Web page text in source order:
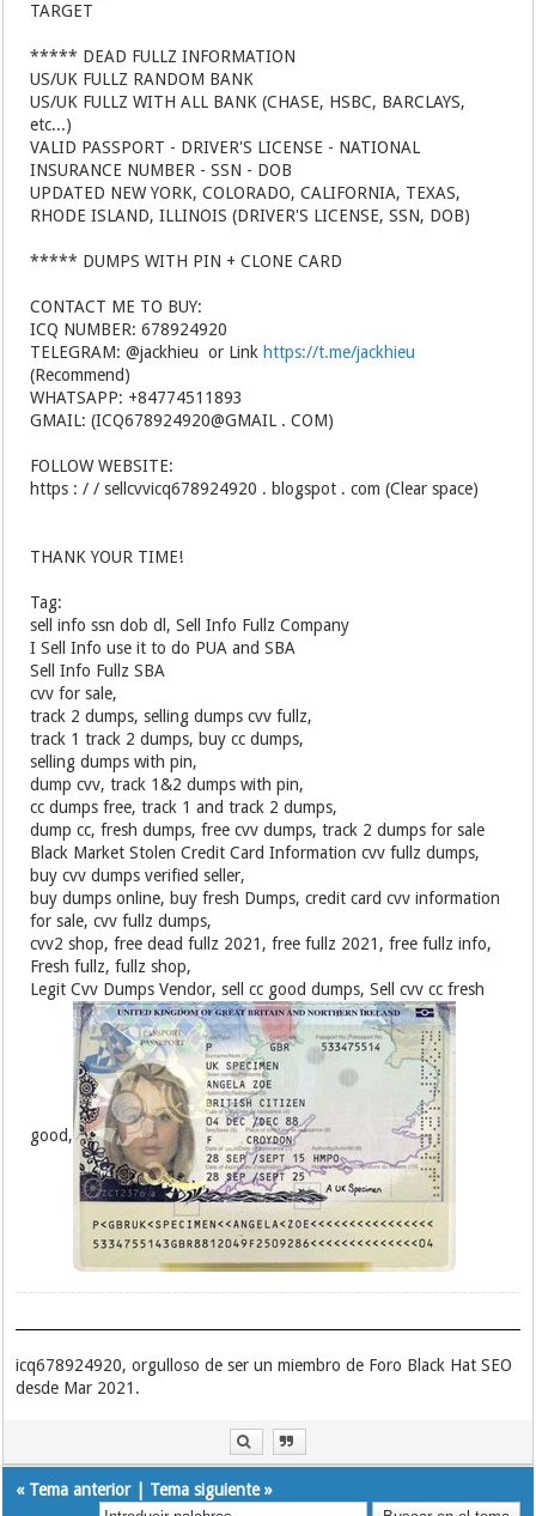
TARGET
***** DEAD FULLZ INFORMATION
US/UK FULLZ RANDOM BANK
US/UK FULLZ WITH ALL BANK (CHASE, HSBC, BARCLAYS,
etc...)
VALID PASSPORT - DRIVER'S LICENSE - NATIONAL
INSURANCE NUMBER - SSN - DOB
UPDATED NEW YORK, COLORADO, CALIFORNIA, TEXAS,
RHODE ISLAND, ILLINOIS (DRIVER'S LICENSE, SSN, DOB)
***** DUMPS WITH PIN + CLONE CARD
CONTACT ME TO BUY:
ICQ NUMBER: 678924920
TELEGRAM: @jackhieu or Link https://t.me/jackhieu
(Recommend)
WHATSAPP: +84774511893
GMAIL: (ICQ678924920@GMAIL . COM)
FOLLOW WEBSITE:
https : / / sellcvvicq678924920 . blogspot . com (Clear space)
THANK YOUR TIME!
Tag:
sell info ssn dob dl, Sell Info Fullz Company
I Sell Info use it to do PUA and SBA
Sell Info Fullz SBA
cvv for sale,
track 2 dumps, selling dumps cvv fullz,
track 1 track 2 dumps, buy cc dumps,
selling dumps with pin,
dump cvv, track 1&2 dumps with pin,
cc dumps free, track 1 and track 2 dumps,
dump cc, fresh dumps, free cvv dumps, track 2 dumps for sale
Black Market Stolen Credit Card Information cvv fullz dumps,
buy cvv dumps verified seller,
buy dumps online, buy fresh Dumps, credit card cvv information
for sale, cvv fullz dumps,
cvv2 shop, free dead fullz 2021, free fullz 2021, free fullz info,
Fresh fullz, fullz shop,
Legit Cvv Dumps Vendor, sell cc good dumps, Sell cvv cc fresh
good,
icq678924920, orgulloso de ser un miembro de Foro Black Hat SEO
desde Mar 2021.
« Tema anterior| Tema siguiente»